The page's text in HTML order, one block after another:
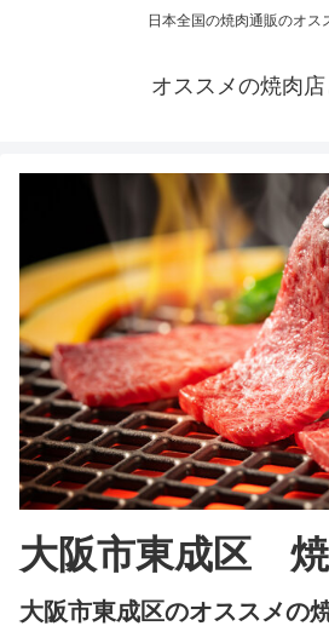
日本全国の焼肉通販のオス
オススメの焼肉
大阪市東成区
大阪市東成区のオススメの